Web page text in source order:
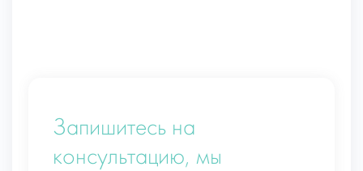
Запишитесь на
консультацию, мы